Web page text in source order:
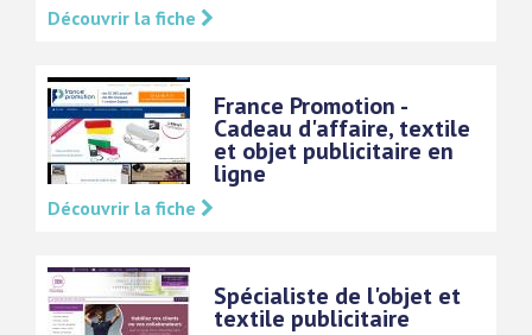
Découvrir la fiche
France Promotion -
Cadeau d'affaire, textile
et objet publicitaire en
ligne
Découvrir la fiche
Spécialiste de l'objet et
textile publicitaire